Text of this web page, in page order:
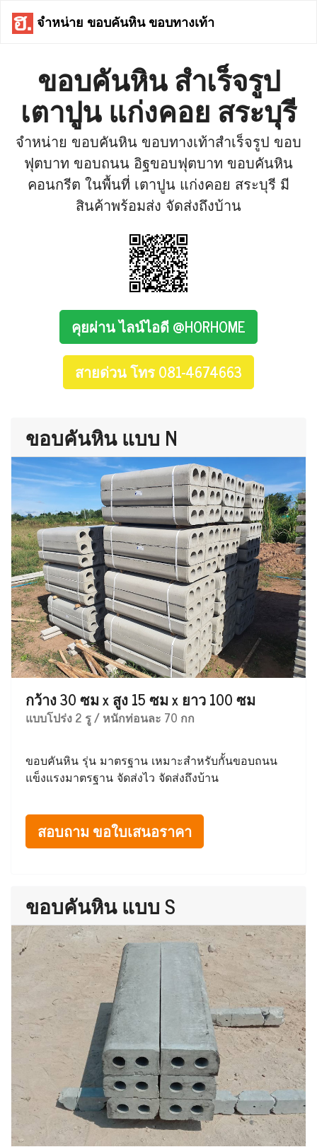
จำหน่าย ขอบคันหิน ขอบทางเท้า
ขอบคันหิน สำเร็จรูป
เตาปูน แก่งคอย สระบุรี
จำหน่าย ขอบคันหิน ขอบทางเท้าสำเร็จรูป ขอบ
ฟุตบาท ขอบถนน อิฐขอบฟุตบาท ขอบคันหิน
คอนกรีต ในพื้นที่ เตาปูน แก่งคอย สระบุรี มี
สินค้าพร้อมส่ง จัดส่งถึงบ้าน
คุยผ่าน ไลน์ไอดี @HORHOME
สายด่วน โทร 081-4674663
ขอบคันหิน แบบ N
กว้าง 30 ซม x สูง 15 ซม x ยาว 100 ซม
แบบโปร่ง 2 รู / หนักท่อนละ 70 กก
ขอบคันหิน รุ่น มาตรฐาน เหมาะสำหรับกั้นขอบถนน
แข็งแรงมาตรฐาน จัดส่งไว จัดส่งถึงบ้าน
สอบถาม ขอใบเสนอราคา
ขอบคันหิน แบบ S